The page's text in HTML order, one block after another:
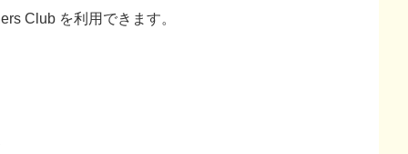
Club を利用できます。